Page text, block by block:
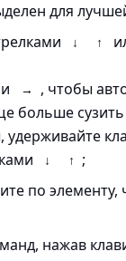
для
↓ ↑
→
, чтобы
больше сузить
удерживайте
↓ ↑ ;
по
нажав